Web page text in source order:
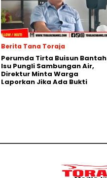
Berita Tana Toraja
Perumda Tirta Buisun Bantah
Isu Pungli Sambungan Air,
Direktur Minta Warga
Laporkan Jika Ada Bukti